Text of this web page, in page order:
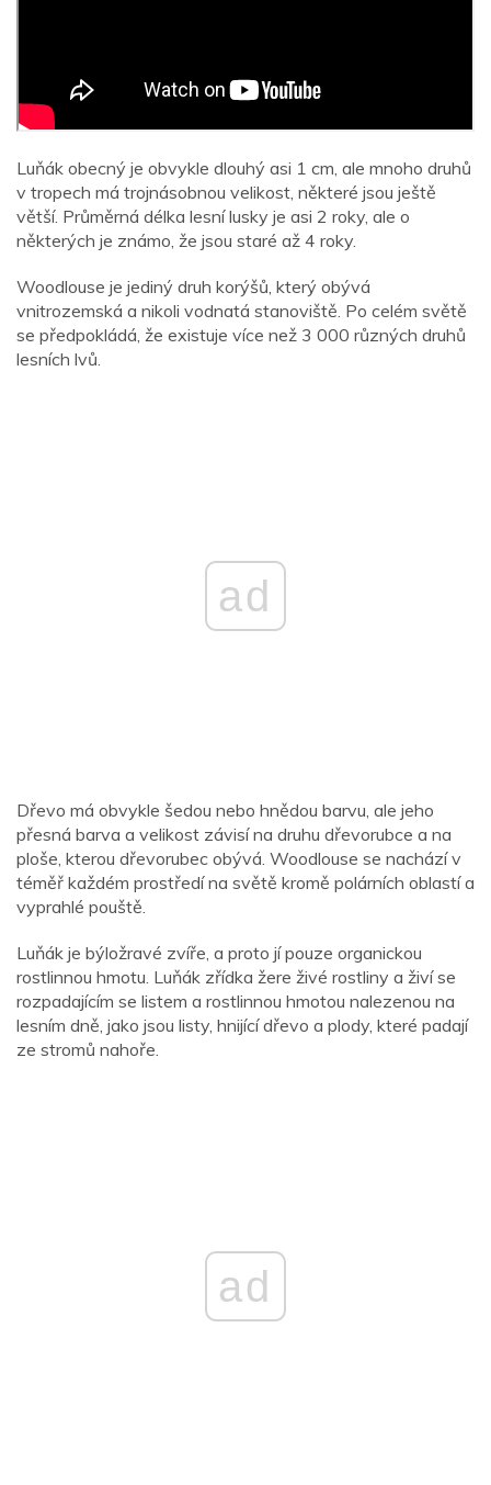
Luňák obecný je obvykle dlouhý asi 1 cm, ale mnoho druhů
v tropech má trojnásobnou velikost, některé jsou ještě
větší. Průměrná délka lesní lusky je asi 2 roky, ale o
některých je známo, že jsou staré až 4 roky.
Woodlouse je jediný druh korýšů, který obývá
vnitrozemská a nikoli vodnatá stanoviště. Po celém světě
se předpokládá, že existuje více než 3 000 různých druhů
lesních lvů.
ad
Dřevo má obvykle šedou nebo hnědou barvu, ale jeho
přesná barva a velikost závisí na druhu dřevorubce a na
ploše, kterou dřevorubec obývá. Woodlouse se nachází v
téměř každém prostředí na světě kromě polárních oblastí a
vyprahlé pouště.
Luňák je býložravé zvíře, a proto jí pouze organickou
rostlinnou hmotu. Luňák zřídka žere živé rostliny a živí se
rozpadajícím se listem a rostlinnou hmotou nalezenou na
lesním dně, jako jsou listy, hnijící dřevo a plody, které padají
ze stromů nahoře.
ad